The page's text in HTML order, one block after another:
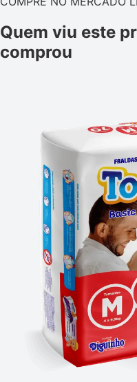
Quem viu este
comprou